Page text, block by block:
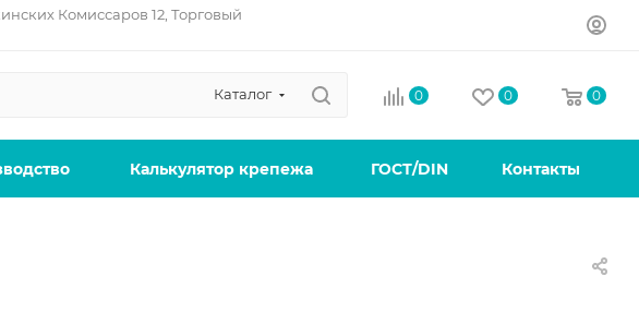
Комиссаров 12, Торговый
Каталог 0 0 0
Калькулятор крепежа ГОСТ/DIN Контакты